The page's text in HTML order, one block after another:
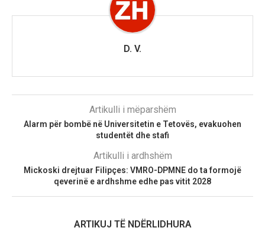
D. V.
Artikulli i mëparshëm
Alarm për bombë në Universitetin e Tetovës, evakuohen
studentët dhe stafi
Artikulli i ardhshëm
Mickoski drejtuar Filipçes: VMRO-DPMNE do ta formojë
qeverinë e ardhshme edhe pas vitit 2028
ARTIKUJ TË NDËRLIDHURA